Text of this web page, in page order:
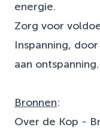
energie.
Zorg voor
Inspanning,
aan ontspanning.
Bronnen:
Over de Kop -